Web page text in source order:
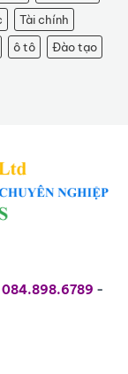
Tài chính
ô tô
Đào tạo
084.898.6789 -